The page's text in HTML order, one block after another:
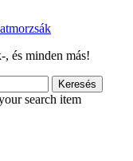
és minden más!
search item